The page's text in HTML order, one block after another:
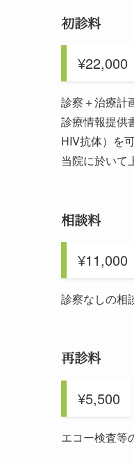
初診料
¥22,000
診察＋治療計
診療情報提供
HIV抗体）を
当院に於いて
相談料
¥11,000
診察なしの相
再診料
¥5,500
エコー検査等